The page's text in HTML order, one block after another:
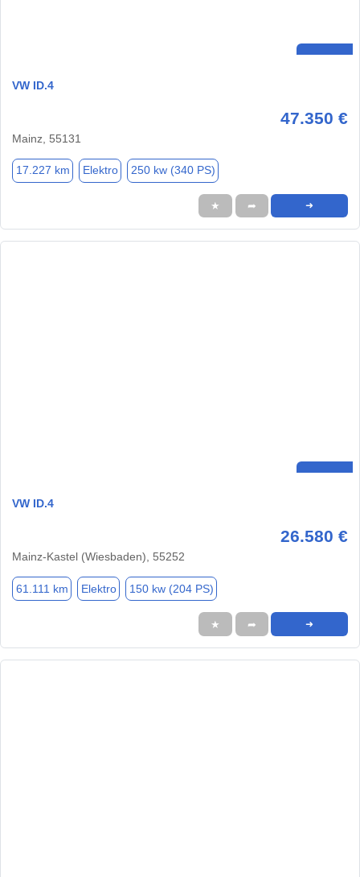
VW ID.4
47.350 €
Mainz, 55131
17.227 km Elektro 250 kw (340 PS)
★ ➦ ➜
VW ID.4
26.580 €
Mainz-Kastel (Wiesbaden), 55252
61.111 km Elektro 150 kw (204 PS)
★ ➦ ➜